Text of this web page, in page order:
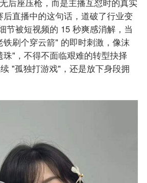
后座压枪，而是主播互怼时的真实
后直播中的这句话，道破了行业变
节被短视频的 15 秒爽感消解，当
刷个穿云箭" 的即时刺激，像沫
"，不得不面临艰难的转型抉择
"孤独打游戏"，还是放下身段拥